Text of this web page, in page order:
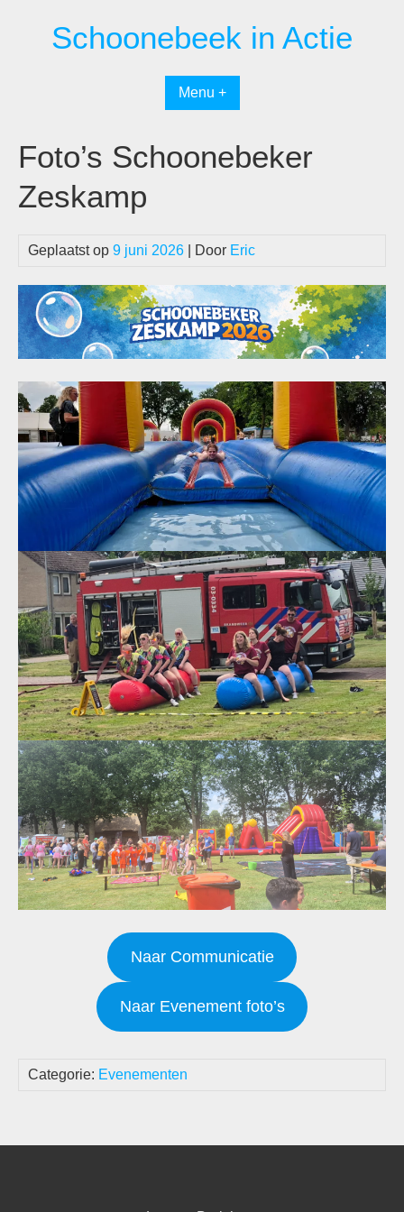
Schoonebeek in Actie
Menu +
Foto’s Schoonebeker
Zeskamp
Geplaatst op 9 juni 2026 | Door Eric
Naar Communicatie
Naar Evenement foto’s
Categorie: Evenementen